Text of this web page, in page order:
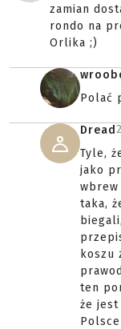
zamian
rondo na
Orlika ;)
Polać
Dread
Tyle,
jako
taka,
koszu
ten
że